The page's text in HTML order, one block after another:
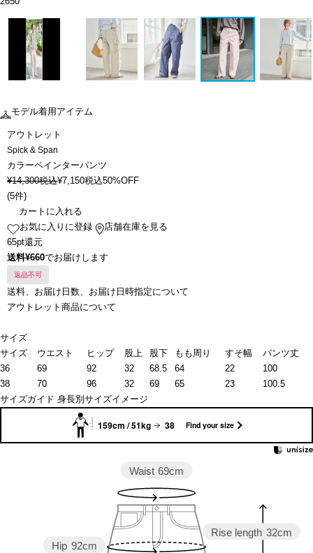
モデル着用アイテム
アウトレット
Spick & Span
カラーペインターパンツ
¥14,300税込¥7,150税込50%OFF
(5件)
カートに入れる
お気に入りに登録
店舗在庫を見る
65pt還元
送料¥660でお届けします
返品不可
送料、お届け日数、お届け日時指定について
アウトレット商品について
サイズ
サイズ
ウエスト ヒップ 股上 股下 もも周り すそ幅
パンツ丈
36
69 92 32 68.5 64 22
100
38
70 96 32 69 65 23
100.5
サイズガイド 身長別サイズイメージ
159cm / 51kg 38 Find your size
Rise length 32cm
Hip 92cm
Waist 69cm